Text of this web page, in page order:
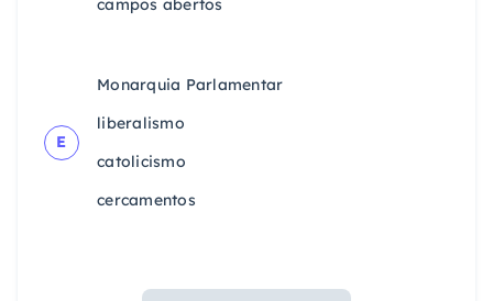
campos abertos
E
Monarquia Parlamentar
liberalismo
catolicismo
cercamentos